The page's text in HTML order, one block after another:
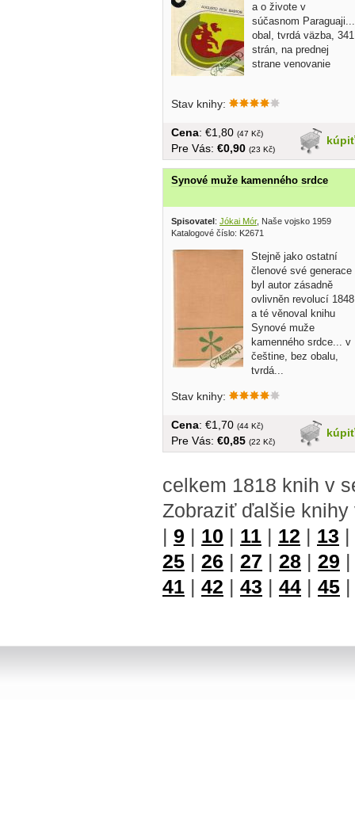
a o živote v
súčasnom Paraguaji...
obal, tvrdá väzba, 341
strán, na prednej
strane venovanie
Stav knihy:
kúpiť
Cena: €1,80 (47 Kč)
Pre Vás: €0,90 (23 Kč)
Synové muže kamenného srdce
Spisovatel: Jókai Mór, Naše vojsko 1959
Katalogové číslo: K2671
Stejně jako ostatní
členové své generace
byl autor zásadně
ovlivněn revolucí 1848
a té věnoval knihu
Synové muže
kamenného srdce... v
češtine, bez obalu,
tvrdá...
Stav knihy:
kúpiť
Cena: €1,70 (44 Kč)
Pre Vás: €0,85 (22 Kč)
celkem 1818 knih v
Zobraziť ďalšie
| 9 | 10 | 11 | 12 | 13 |
25 | 26 | 27 | 28 | 29
41 | 42 | 43 | 44 | 45